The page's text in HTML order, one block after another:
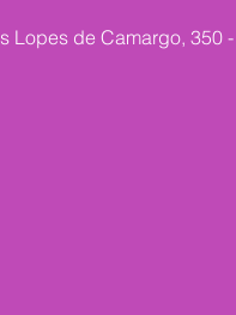
Lopes de Camargo,